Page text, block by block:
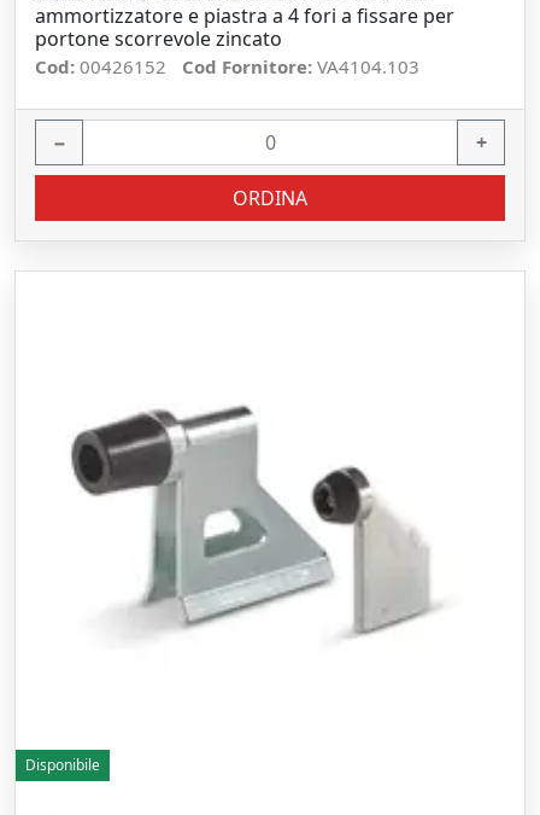
ammortizzatore e piastra a 4 fori a fissare per
portone scorrevole zincato
Cod: 00426152 Cod Fornitore: VA4104.103
− +
ORDINA
Disponibile